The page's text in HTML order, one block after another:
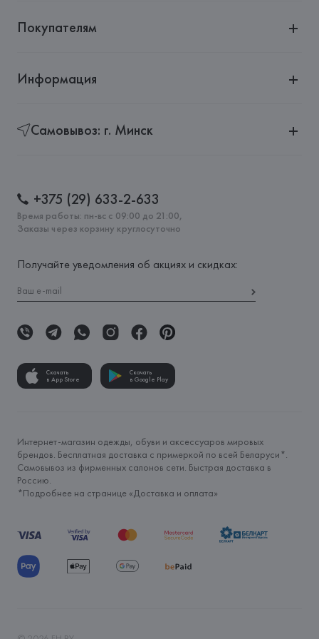
Покупателям
Информация
Самовывоз: г. Минск
+375 (29) 633-2-633
Время работы: пн-вс с 09:00 до 21:00,
Заказы через корзину круглосуточно
Получайте уведомления об акциях и скидках:
Скачать
в App Store
Скачать
в Google Play
Интернет-магазин одежды, обуви и аксессуаров мировых
брендов. Бесплатная доставка с примеркой по всей Беларуси*.
Самовывоз из фирменных салонов сети. Быстрая доставка в
Россию.
*Подробнее на странице «Доставка и оплата»